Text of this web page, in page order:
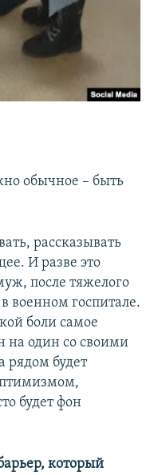
обычное – быть
рассказывать
И разве это
после тяжелого
военном госпитале.
боли самое
на один со своими
рядом будет
будет фон
который